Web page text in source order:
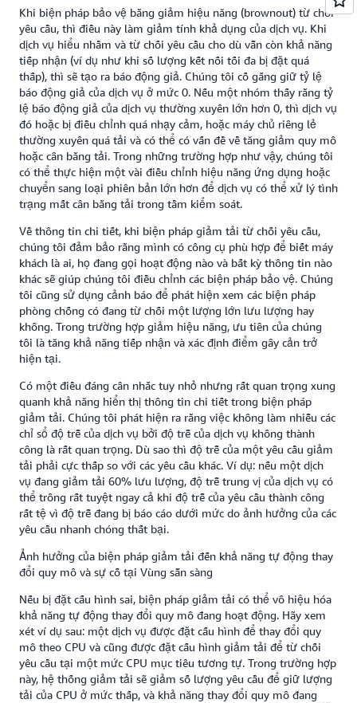
Khi biện pháp bảo vệ bằng giảm hiệu năng (brownout) từ chối
yêu cầu, thì điều này làm giảm tính khả dụng của dịch vụ. Khi
dịch vụ hiểu nhầm và từ chối yêu cầu cho dù vẫn còn khả năng
tiếp nhận (ví dụ như khi số lượng kết nối tối đa bị đặt quá
thấp), thì sẽ tạo ra báo động giả. Chúng tôi cố gắng giữ tỷ lệ
báo động giả của dịch vụ ở mức 0. Nếu một nhóm thấy rằng tỷ
lệ báo động giả của dịch vụ thường xuyên lớn hơn 0, thì dịch vụ
đó hoặc bị điều chỉnh quá nhạy cảm, hoặc máy chủ riêng lẻ
thường xuyên quá tải và có thể có vấn đề về tăng giảm quy mô
hoặc cân bằng tải. Trong những trường hợp như vậy, chúng tôi
có thể thực hiện một vài điều chỉnh hiệu năng ứng dụng hoặc
chuyển sang loại phiên bản lớn hơn để dịch vụ có thể xử lý tình
trạng mất cân bằng tải trong tầm kiểm soát.
Về thông tin chi tiết, khi biện pháp giảm tải từ chối yêu cầu,
chúng tôi đảm bảo rằng mình có công cụ phù hợp để biết máy
khách là ai, họ đang gọi hoạt động nào và bất kỳ thông tin nào
khác sẽ giúp chúng tôi điều chỉnh các biện pháp bảo vệ. Chúng
tôi cũng sử dụng cảnh báo để phát hiện xem các biện pháp
phòng chống có đang từ chối một lượng lớn lưu lượng hay
không. Trong trường hợp giảm hiệu năng, ưu tiên của chúng
tôi là tăng khả năng tiếp nhận và xác định điểm gây cản trở
hiện tại.
Có một điều đáng cân nhắc tuy nhỏ nhưng rất quan trọng xung
quanh khả năng hiển thị thông tin chi tiết trong biện pháp
giảm tải. Chúng tôi phát hiện ra rằng việc không làm nhiễu các
chỉ sổ độ trễ của dịch vụ bởi độ trễ của dịch vụ không thành
công là rất quan trọng. Dù sao thì độ trễ của một yêu cầu giảm
tải phải cực thấp so với các yêu cầu khác. Ví dụ: nếu một dịch
vụ đang giảm tải 60% lưu lượng, độ trễ trung vị của dịch vụ có
thể trông rất tuyệt ngay cả khi độ trễ của yêu cầu thành công
rất tệ vì độ trễ đang bị báo cáo dưới mức do ảnh hưởng của các
yêu cầu nhanh chóng thất bại.
Ảnh hưởng của biện pháp giảm tải đến khả năng tự động thay
đổi quy mô và sự cố tại Vùng sẵn sàng
Nếu bị đặt cấu hình sai, biện pháp giảm tải có thể vô hiệu hóa
khả năng tự động thay đổi quy mô đang hoạt động. Hãy xem
xét ví dụ sau: một dịch vụ được đặt cấu hình để thay đổi quy
mô theo CPU và cũng được đặt cấu hình giảm tải để từ chối
yêu cầu tại một mức CPU mục tiêu tương tự. Trong trường hợp
này, hệ thống giảm tải sẽ giảm số lượng yêu cầu để giữ lượng
tải của CPU ở mức thấp, và khả năng thay đổi quy mô đang